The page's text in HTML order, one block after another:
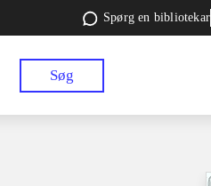
Spørg en bibliotekar
Søg